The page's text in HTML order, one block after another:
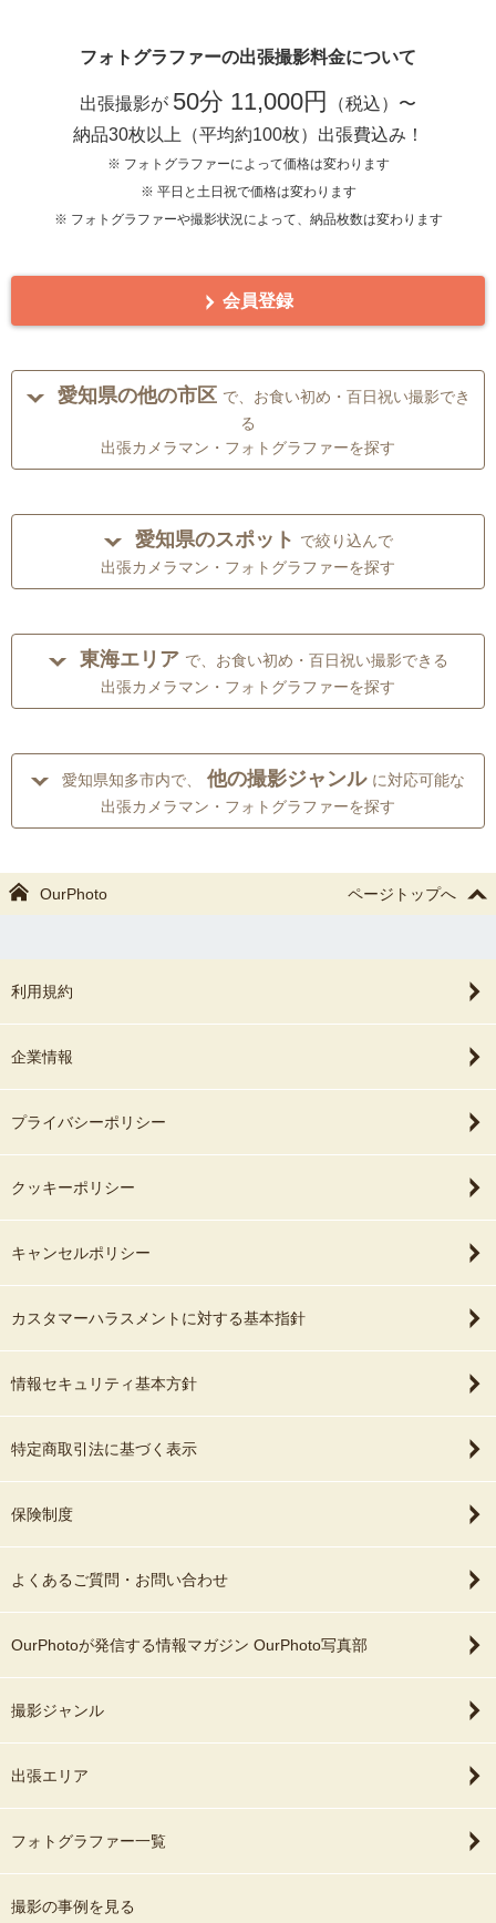
フォトグラファーの出張撮影料金について
出張撮影が 50分 11,000円
（税込）〜
納品30枚以上（平均約100枚）出張費込み！
※ フォトグラファーによって価格は変わります
※ 平日と土日祝で価格は変わります
※ フォトグラファーや撮影状況によって、納品枚数は変わります
会員登録
愛知県の他の市区 で、お食い初め・百日祝い撮影でき
る
出張カメラマン・フォトグラファーを探す
愛知県のスポット で絞り込んで
出張カメラマン・フォトグラファーを探す
東海エリア で、お食い初め・百日祝い撮影できる
出張カメラマン・フォトグラファーを探す
愛知県知多市内で、 他の撮影ジャンル に対応可能な
出張カメラマン・フォトグラファーを探す
OurPhoto ページトップへ
利用規約
企業情報
プライバシーポリシー
クッキーポリシー
キャンセルポリシー
カスタマーハラスメントに対する基本指針
情報セキュリティ基本方針
特定商取引法に基づく表示
保険制度
よくあるご質問・お問い合わせ
OurPhotoが発信する情報マガジン OurPhoto写真部
撮影ジャンル
出張エリア
フォトグラファー一覧
撮影の事例を見る